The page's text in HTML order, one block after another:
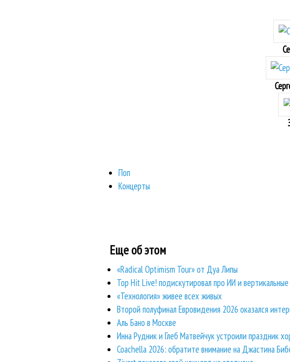
Поп
Концерты
Еще об этом
«Radical Optimism Tour» от Дуа Липы
Top Hit Live! подискутировал про ИИ и
«Технология» живее всех живых
Второй полуфинал Евровидения 2026 оказался
Аль Бано в Москве
Инна Рудник и Глеб Матвейчук устроили праздник
Coachella 2026: обратите внимание на Джастина